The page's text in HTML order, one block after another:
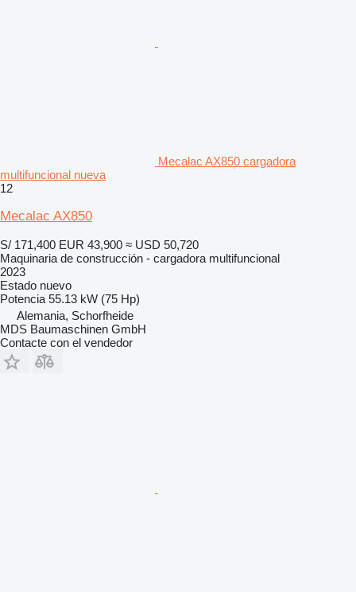
Mecalac AX850 cargadora
multifuncional nueva
12
Mecalac AX850
S/ 171,400 EUR 43,900 ≈ USD 50,720
Maquinaria de construcción - cargadora multifuncional
2023
Estado nuevo
Potencia 55.13 kW (75 Hp)
Alemania, Schorfheide
MDS Baumaschinen GmbH
Contacte con el vendedor